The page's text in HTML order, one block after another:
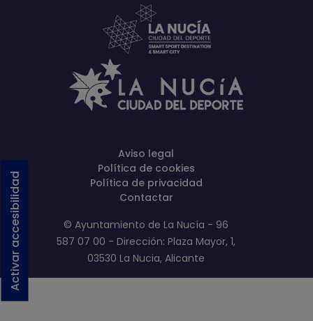
Activar accesibilidad
Aviso legal
Política de cookies
Política de privacidad
Contactar
© Ayuntamiento de La Nucía - 96
587 07 00 - Dirección: Plaza Mayor, 1,
03530 La Nucia, Alicante